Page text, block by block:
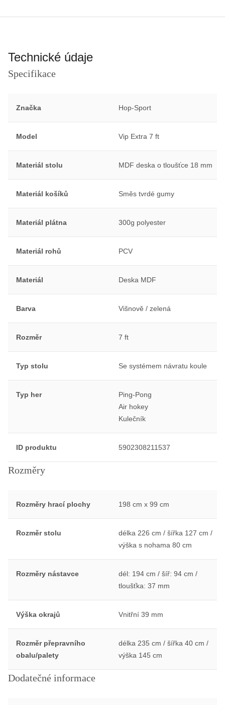
Technické údaje
Specifikace
Značka Hop-Sport
Model Vip Extra 7 ft
Materiál stolu MDF deska o tloušťce 18 mm
Materiál košíků Směs tvrdé gumy
Materiál plátna 300g polyester
Materiál rohů PCV
Materiál Deska MDF
Barva Višnově / zelená
Rozměr 7 ft
Typ stolu Se systémem návratu koule
Typ her
Ping-Pong
Air hokey
Kulečník
ID produktu 5902308211537
Rozměry
Rozměry hrací plochy 198 cm x 99 cm
Rozměr stolu
délka 226 cm / šířka 127 cm /
výška s nohama 80 cm
Rozměry nástavce
dél: 194 cm / šíř: 94 cm /
tloušťka: 37 mm
Výška okrajů Vnitřní 39 mm
Rozměr přepravního
obalu/palety
délka 235 cm / šířka 40 cm /
výška 145 cm
Dodatečné informace